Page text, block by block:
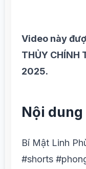
Video này
THỦY CHÍNH
2025.
Nội
Bí Mật Linh
#shorts